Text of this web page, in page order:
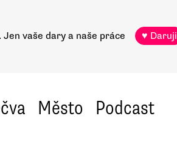
Jen vaše dary a naše práce ♥ Daruji
Město Podcast